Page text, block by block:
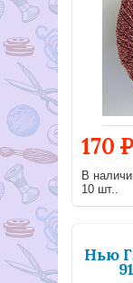
170 Р
В
10 шт..
Нью